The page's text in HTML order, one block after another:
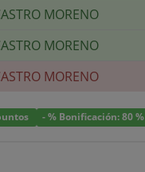
MORENO
MORENO
MORENO
- % Bonificación: 80 %